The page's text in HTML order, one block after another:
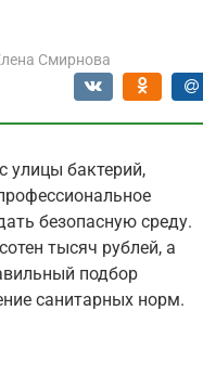
Смирнова
улицы бактерий,
безопасную среду.
тысяч рублей, а
подбор
санитарных норм.